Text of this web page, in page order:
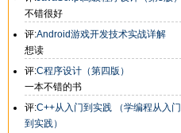
不错很好
评:Android游戏开发技术实战详解
想读
评:C程序设计（第四版）
一本不错的书
评:C++从入门到实践 （学编程从入门
到实践）